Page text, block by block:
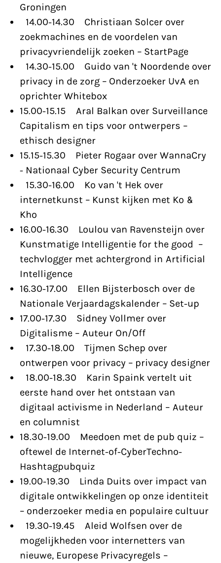
Groningen
14.00-14.30 Christiaan Solcer over
zoekmachines en de voordelen van
privacyvriendelijk zoeken – StartPage
14.30-15.00 Guido van 't Noordende over
privacy in de zorg – Onderzoeker UvA en
oprichter Whitebox
15.00-15.15 Aral Balkan over Surveillance
Capitalism en tips voor ontwerpers –
ethisch designer
15.15-15.30 Pieter Rogaar over WannaCry
- Nationaal Cyber Security Centrum
15.30-16.00 Ko van 't Hek over
internetkunst – Kunst kijken met Ko &
Kho
16.00-16.30 Loulou van Ravensteijn over
Kunstmatige Intelligentie for the good –
techvlogger met achtergrond in Artificial
Intelligence
16.30-17.00 Ellen Bijsterbosch over de
Nationale Verjaardagskalender – Set-up
17.00-17.30 Sidney Vollmer over
Digitalisme – Auteur On/Off
17.30-18.00 Tijmen Schep over
ontwerpen voor privacy – privacy designer
18.00-18.30 Karin Spaink vertelt uit
eerste hand over het ontstaan van
digitaal activisme in Nederland – Auteur
en columnist
18.30-19.00 Meedoen met de pub quiz –
oftewel de Internet-of-CyberTechno-
Hashtagpubquiz
19.00-19.30 Linda Duits over impact van
digitale ontwikkelingen op onze identiteit
– onderzoeker media en populaire cultuur
19.30-19.45 Aleid Wolfsen over de
mogelijkheden voor internetters van
nieuwe, Europese Privacyregels –